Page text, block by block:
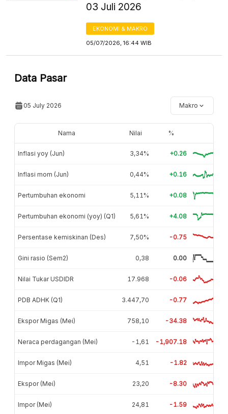
03 Juli 2026
EKONOMI & MAKRO
05/07/2026, 16:44 WIB
Data Pasar
05 July 2026 Makro
Nama Nilai %
Inflasi yoy (Jun) 3,34% +0.26
Inflasi mom (Jun) 0,44% +0.16
Pertumbuhan ekonomi 5,11% +0.08
Pertumbuhan ekonomi (yoy) (Q1) 5,61% +4.08
Persentase kemiskinan (Des) 7,50% -0.75
Gini rasio (Sem2) 0,38 0.00
Nilai Tukar USDIDR 17.968 -0.06
PDB ADHK (Q1) 3.447,70 -0.77
Ekspor Migas (Mei) 758,10 -34.38
Neraca perdagangan (Mei) -1,61 -1,907.18
Impor Migas (Mei) 4,51 -1.82
Ekspor (Mei) 23,20 -8.30
Impor (Mei) 24,81 -1.59